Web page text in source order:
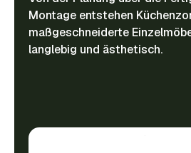
Montage entstehen
maßgeschneiderte
langlebig und ästhetisch.